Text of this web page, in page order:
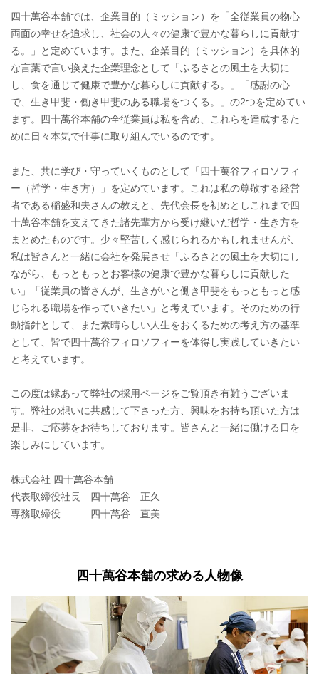
四十萬谷本舗では、企業目的（ミッション）を「全従業員の物心
両面の幸せを追求し、社会の人々の健康で豊かな暮らしに貢献す
る。」と定めています。また、企業目的（ミッション）を具体的
な言葉で言い換えた企業理念として「ふるさとの風土を大切に
し、食を通じて健康で豊かな暮らしに貢献する。」「感謝の心
で、生き甲斐・働き甲斐のある職場をつくる。」の2つを定めてい
ます。四十萬谷本舗の全従業員は私を含め、これらを達成するた
めに日々本気で仕事に取り組んでいるのです。
また、共に学び・守っていくものとして「四十萬谷フィロソフィ
ー（哲学・生き方）」を定めています。これは私の尊敬する経営
者である稲盛和夫さんの教えと、先代会長を初めとしこれまで四
十萬谷本舗を支えてきた諸先輩方から受け継いだ哲学・生き方を
まとめたものです。少々堅苦しく感じられるかもしれませんが、
私は皆さんと一緒に会社を発展させ「ふるさとの風土を大切にし
ながら、もっともっとお客様の健康で豊かな暮らしに貢献した
い」「従業員の皆さんが、生きがいと働き甲斐をもっともっと感
じられる職場を作っていきたい」と考えています。そのための行
動指針として、また素晴らしい人生をおくるための考え方の基準
として、皆で四十萬谷フィロソフィーを体得し実践していきたい
と考えています。
この度は縁あって弊社の採用ページをご覧頂き有難うございま
す。弊社の想いに共感して下さった方、興味をお持ち頂いた方は
是非、ご応募をお待ちしております。皆さんと一緒に働ける日を
楽しみにしています。
株式会社 四十萬谷本舗
代表取締役社長 四十萬谷 正久
専務取締役 四十萬谷 直美
四十萬谷本舗の求める人物像